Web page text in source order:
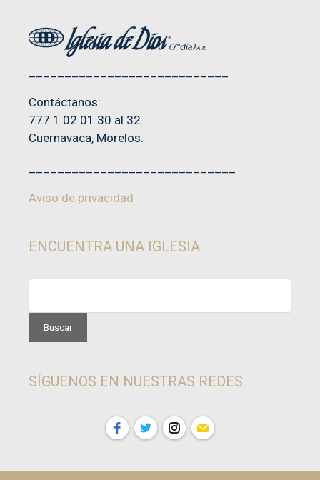
Contáctanos:
777 1 02 01 30 al 32
Cuernavaca, Morelos.
Aviso de privacidad
ENCUENTRA UNA IGLESIA
SÍGUENOS EN NUESTRAS REDES